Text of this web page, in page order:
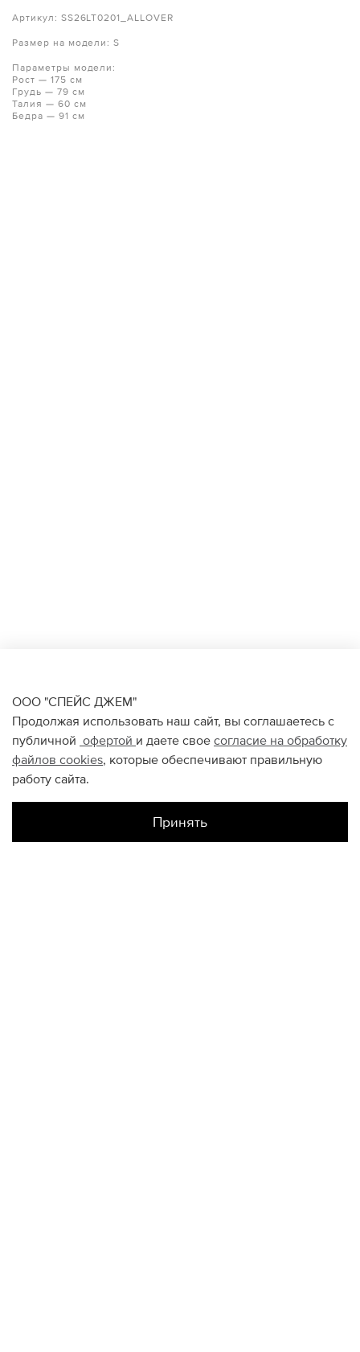
Артикул: SS26LT0201_ALLOVER
Размер на модели: S
Параметры модели:
Рост — 175 см
Грудь — 79 см
Талия — 60 см
Бедра — 91 см
ООО "СПЕЙС ДЖЕМ"
Продолжая использовать наш сайт, вы соглашаетесь с
публичной офертой и даете свое согласие на обработку
файлов cookies, которые обеспечивают правильную
работу сайта.
Принять